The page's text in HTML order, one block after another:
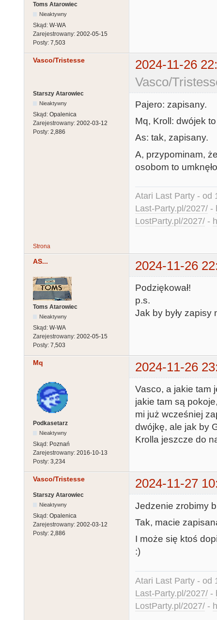
Toms Atarowiec
Nieaktywny
Skąd: W-WA
Zarejestrowany: 2002-05-15
Posty: 7,503
Vasco/Tristesse
2024-11-26
Vasco/
Starszy Atarowiec
Nieaktywny
Skąd: Opalenica
Zarejestrowany: 2002-03-12
Posty: 2,886
Pajero: zapisany.
Mq, Kroll: dwójek
As: tak, zapisany.
A, przypominam,
osobom to
Atari Last Party - od
Last-Party.pl/2027/ -
LostParty.pl/2027/ -
Strona
AS... 2024-11-26
Toms Atarowiec
Nieaktywny
Skąd: W-WA
Zarejestrowany: 2002-05-15
Posty: 7,503
Podziękował!
p.s.
Jak by były zapisy
Mq 2024-11-26
Podkasetarz
Nieaktywny
Skąd: Poznań
Zarejestrowany: 2016-10-13
Posty: 3,234
Vasco, a jakie tam
jakie tam są
mi już wcześniej
dwójkę, ale jak by
Krolla jeszcze do
Vasco/Tristesse 2024-11-27
Starszy Atarowiec
Nieaktywny
Skąd: Opalenica
Zarejestrowany: 2002-03-12
Posty: 2,886
Jedzenie zrobimy
Tak, macie
I może się ktoś
:)
Atari Last Party - od
Last-Party.pl/2027/ -
LostParty.pl/2027/ -